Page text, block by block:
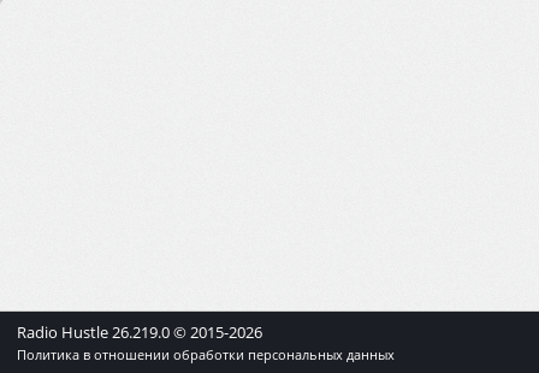
Radio Hustle26.219.0© 2015-2026
Политика в отношении обработки персональных данных